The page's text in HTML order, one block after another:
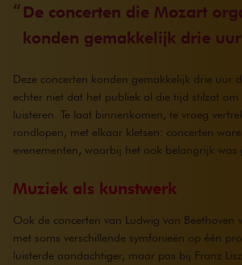
De concerten die Mozart
konden gemakkelijk drie
Deze concerten konden gemakkelijk drie uur
echter niet dat het publiek al die tijd stilzat om
luisteren. Te laat binnenkomen, te vroeg
rondlopen, met elkaar kletsen: concerten
evenementen, waarbij het ook belangrijk was
Muziek als kunstwerk
Ook de concerten van Ludwig van Beethoven
met soms verschillende symfonieën op één
luisterde aandachtiger, maar pas bij Franz